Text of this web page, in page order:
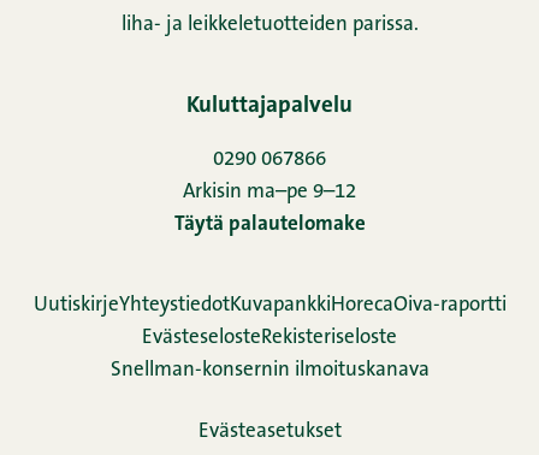
liha- ja leikkeletuotteiden parissa.
Kuluttajapalvelu
0290 067866
Arkisin ma–pe 9–12
Täytä palautelomake
UutiskirjeYhteystiedotKuvapankki HorecaOiva-raportti
Evästeseloste Rekisteriseloste
Snellman-konsernin ilmoituskanava
Evästeasetukset